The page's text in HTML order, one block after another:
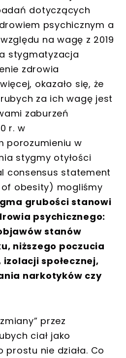
dotyczących
psychicznym a
na wagę z 2019
stygmatyzacja
zdrowia
okazało się, że
za ich wagę jest
zaburzeń
r. w
porozumieniu w
stygmy otyłości
consensus statement
obesity) mogliśmy
grubości stanowi
psychicznego:
stanów
niższego poczucia
społecznej,
narkotyków czy
przez
ciał jako
nie działa. Co